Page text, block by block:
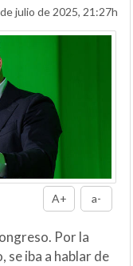
julio de 2025, 21:27h
A+ a-
Por la
se iba a hablar de